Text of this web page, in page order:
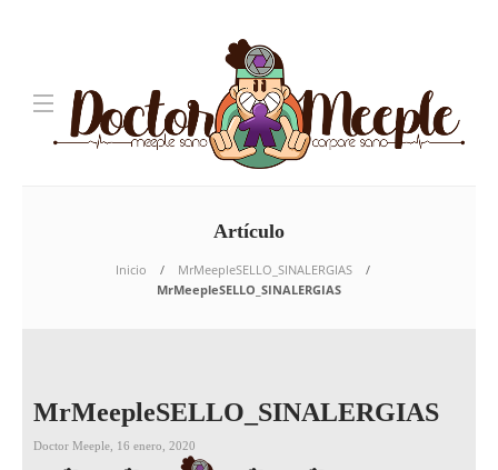
Artículo
Inicio
MrMeepleSELLO_SINALERGIAS
MrMeepleSELLO_SINALERGIAS
MrMeepleSELLO_SINALERGIAS
Doctor Meeple 16 enero, 2020